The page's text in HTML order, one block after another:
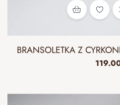
BRANSOLETKA Z